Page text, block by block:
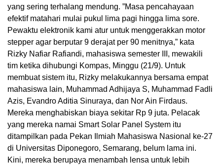
yang sering terhalang mendung. ”Masa pencahayaan
efektif matahari mulai pukul lima pagi hingga lima sore.
Pewaktu elektronik kami atur untuk menggerakkan motor
stepper agar berputar 9 derajat per 90 menitnya,” kata
Rizky Nafiar Rafiandi, mahasiswa semester III, mewakili
tim ketika dihubungi Kompas, Minggu (21/9). Untuk
membuat sistem itu, Rizky melakukannya bersama empat
mahasiswa lain, Muhammad Adhijaya S, Muhammad Fadli
Azis, Evandro Aditia Sinuraya, dan Nor Ain Firdaus.
Mereka menghabiskan biaya sekitar Rp 9 juta. Pelacak
yang mereka namai Smart Solar Panel System itu
ditampilkan pada Pekan Ilmiah Mahasiswa Nasional ke-27
di Universitas Diponegoro, Semarang, belum lama ini.
Kini, mereka berupaya menambah lensa untuk lebih